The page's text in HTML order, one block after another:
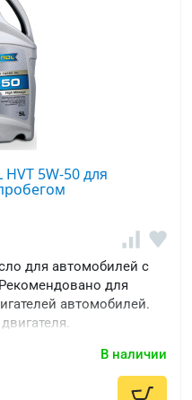
5W-50 для
для автомобилей с
для
автомобилей.
В наличии